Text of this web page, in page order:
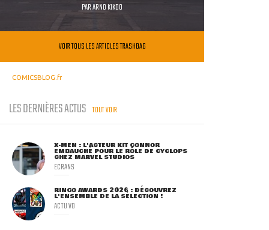
PARARNO KIKOO
VOIR TOUS LES ARTICLES TRASHBAG
COMICSBLOG.fr
LES DERNIÈRES ACTUS TOUT VOIR
X-MEN : L'ACTEUR KIT CONNOR
EMBAUCHÉ POUR LE RÔLE DE CYCLOPS
CHEZ MARVEL STUDIOS
ECRANS
RINGO AWARDS 2026 : DÉCOUVREZ
L'ENSEMBLE DE LA SÉLECTION !
ACTU VO